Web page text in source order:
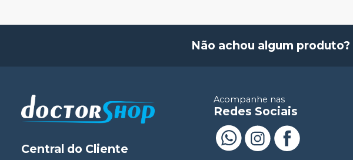
Não achou algum produto?
Central do Cliente
Acompanhe nas
Redes Sociais